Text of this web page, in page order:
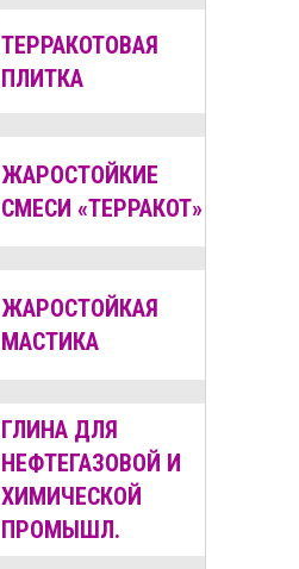
ТЕРРАКОТОВАЯ
ПЛИТКА
ЖАРОСТОЙКИЕ
СМЕСИ «ТЕРРАКОТ»
ЖАРОСТОЙКАЯ
МАСТИКА
ГЛИНА ДЛЯ
НЕФТЕГАЗОВОЙ И
ХИМИЧЕСКОЙ
ПРОМЫШЛ.